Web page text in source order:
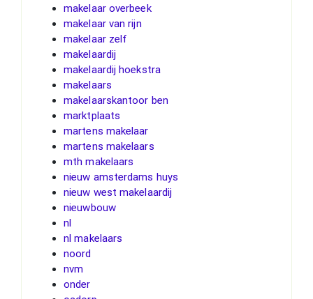
makelaar overbeek
makelaar van rijn
makelaar zelf
makelaardij
makelaardij hoekstra
makelaars
makelaarskantoor ben
marktplaats
martens makelaar
martens makelaars
mth makelaars
nieuw amsterdams huys
nieuw west makelaardij
nieuwbouw
nl
nl makelaars
noord
nvm
onder